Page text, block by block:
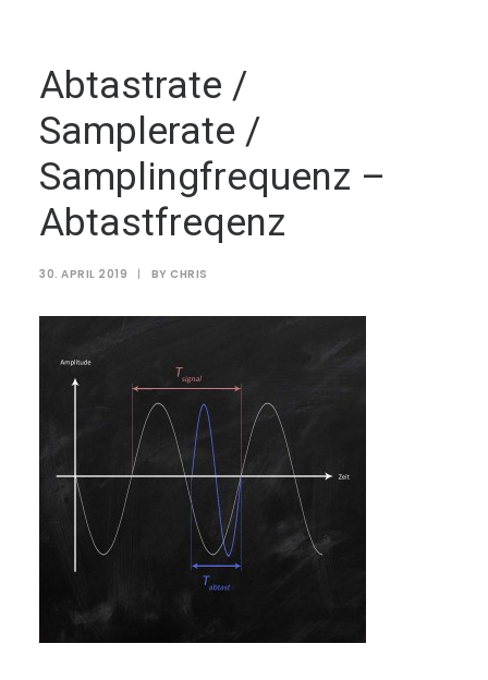
Abtastrate /
Samplerate /
Samplingfrequenz –
Abtastfreqenz
30. APRIL 2019 | BY CHRIS